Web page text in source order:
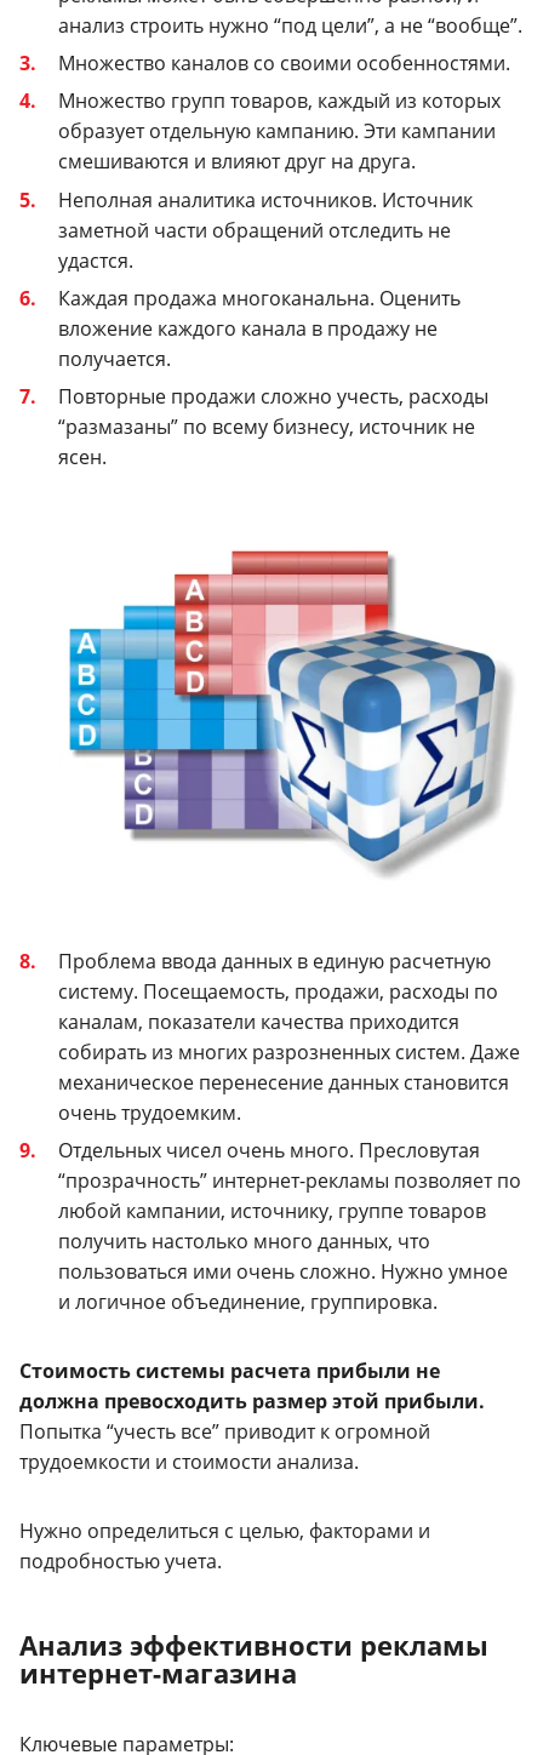
анализ строить нужно “под цели”, а не “вообще”.
Множество каналов со своими особенностями.
Множество групп товаров, каждый из которых
образует отдельную кампанию. Эти кампании
смешиваются и влияют друг на друга.
Неполная аналитика источников. Источник
заметной части обращений отследить не
удастся.
Каждая продажа многоканальна. Оценить
вложение каждого канала в продажу не
получается.
Повторные продажи сложно учесть, расходы
“размазаны” по всему бизнесу, источник не
ясен.
Проблема ввода данных в единую расчетную
систему. Посещаемость, продажи, расходы по
каналам, показатели качества приходится
собирать из многих разрозненных систем. Даже
механическое перенесение данных становится
очень трудоемким.
Отдельных чисел очень много. Пресловутая
“прозрачность” интернет-рекламы позволяет по
любой кампании, источнику, группе товаров
получить настолько много данных, что
пользоваться ими очень сложно. Нужно умное
и логичное объединение, группировка.
Стоимость системы расчета прибыли не
должна превосходить размер этой прибыли.
Попытка “учесть все” приводит к огромной
трудоемкости и стоимости анализа.
Нужно определиться с целью, факторами и
подробностью учета.
Анализ эффективности рекламы
интернет-магазина
Ключевые параметры: